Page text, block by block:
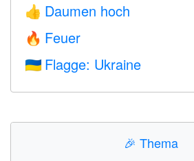
👍 Daumen hoch
🔥 Feuer
🇺🇦 Flagge: Ukraine
🎉 Thema